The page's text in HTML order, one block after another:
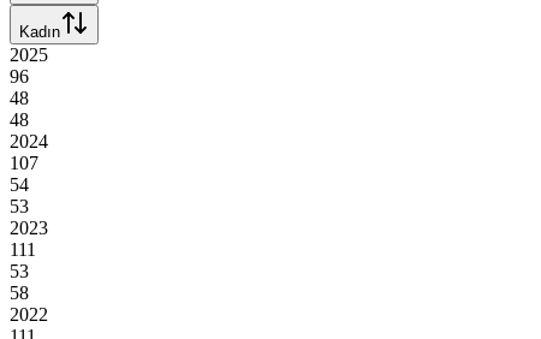
Kadın
2025
96
48
48
2024
107
54
53
2023
111
53
58
2022